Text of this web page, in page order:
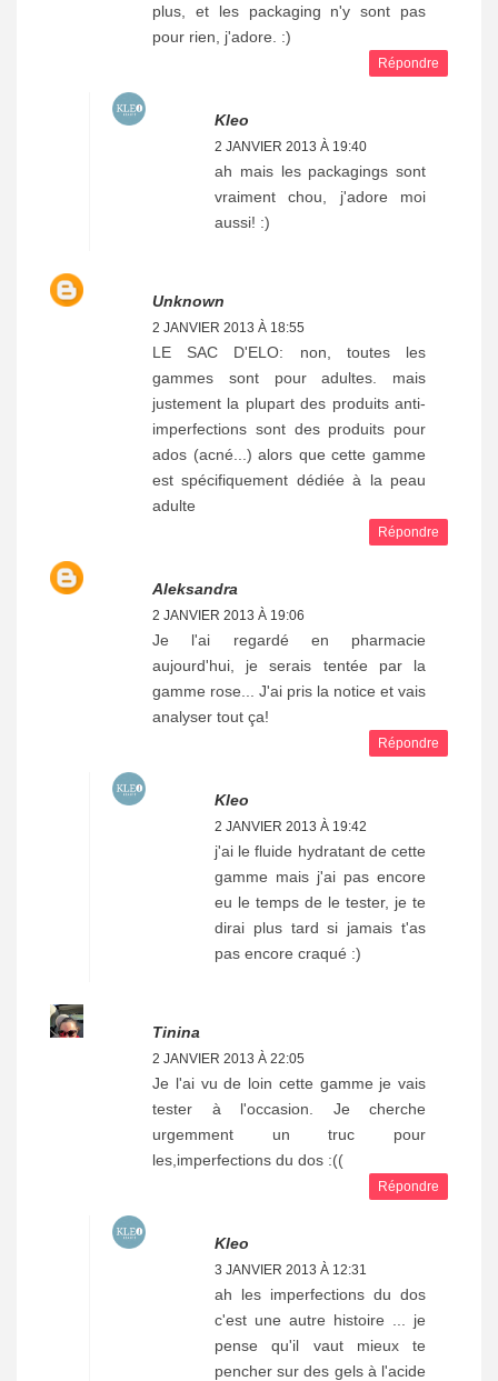
plus, et les packaging n'y sont pas
pour rien, j'adore. :)
Répondre
Kleo
2 JANVIER 2013 À 19:40
ah mais les packagings sont
vraiment chou, j'adore moi
aussi! :)
Unknown
2 JANVIER 2013 À 18:55
LE SAC D'ELO: non, toutes les
gammes sont pour adultes. mais
justement la plupart des produits anti-
imperfections sont des produits pour
ados (acné...) alors que cette gamme
est spécifiquement dédiée à la peau
adulte
Répondre
Aleksandra
2 JANVIER 2013 À 19:06
Je l'ai regardé en pharmacie
aujourd'hui, je serais tentée par la
gamme rose... J'ai pris la notice et vais
analyser tout ça!
Répondre
Kleo
2 JANVIER 2013 À 19:42
j'ai le fluide hydratant de cette
gamme mais j'ai pas encore
eu le temps de le tester, je te
dirai plus tard si jamais t'as
pas encore craqué :)
Tinina
2 JANVIER 2013 À 22:05
Je l'ai vu de loin cette gamme je vais
tester à l'occasion. Je cherche
urgemment un truc pour
les,imperfections du dos :((
Répondre
Kleo
3 JANVIER 2013 À 12:31
ah les imperfections du dos
c'est une autre histoire ... je
pense qu'il vaut mieux te
pencher sur des gels à l'acide